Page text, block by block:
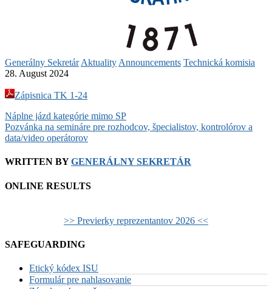
Generálny Sekretár Aktuality Announcements Technická komisia
28. August 2024
Zápisnica TK 1-24
Post
navigation
Náplne jázd kategórie mimo SP
Pozvánka na semináre pre rozhodcov, špecialistov, kontrolórov a
data/video operátorov
WRITTEN BYGENERÁLNY SEKRETÁR
ONLINE RESULTS
>> Previerky reprezentantov 2026 <<
SAFEGUARDING
Etický kódex ISU
Formulár pre nahlasovanie